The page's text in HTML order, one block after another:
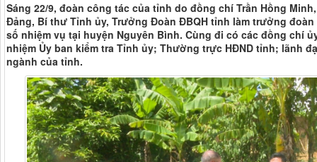
Sáng 22/9, đoàn công tác của tỉnh do đồng chí Trần Hồng
Đảng, Bí thư Tỉnh ủy, Trưởng Đoàn ĐBQH tỉnh làm trưởng
số nhiệm vụ tại huyện Nguyên Bình. Cùng đi có các đồng chí
nhiệm Ủy ban kiểm tra Tỉnh ủy; Thường trực HĐND tỉnh; lãnh
ngành của tỉnh.